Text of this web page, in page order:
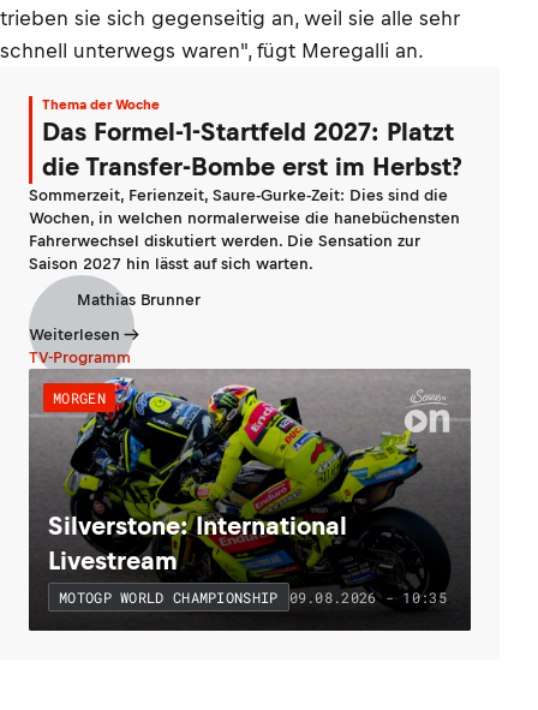
trieben sie sich gegenseitig an, weil sie alle sehr
schnell unterwegs waren", fügt Meregalli an.
Thema der Woche
Das Formel-1-Startfeld 2027: Platzt
die Transfer-Bombe erst im Herbst?
Sommerzeit, Ferienzeit, Saure-Gurke-Zeit: Dies sind die
Wochen, in welchen normalerweise die hanebüchensten
Fahrerwechsel diskutiert werden. Die Sensation zur
Saison 2027 hin lässt auf sich warten.
Mathias Brunner
Weiterlesen
TV-Programm
MORGEN
Silverstone: International
Livestream
MOTOGP WORLD CHAMPIONSHIP 09.08.2026 - 10:35